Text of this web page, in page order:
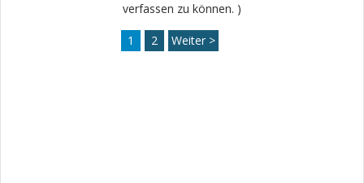
verfassen zu können. )
1 2 Weiter >